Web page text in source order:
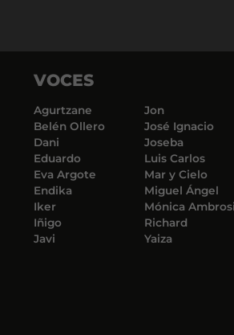
VOCES
Agurtzane
Belén Ollero
Dani
Eduardo
Eva Argote
Endika
Iker
Iñigo
Javi
Jon
José Ignacio
Joseba
Luis Carlos
Mar y Cielo
Miguel Ángel
Mónica
Richard
Yaiza